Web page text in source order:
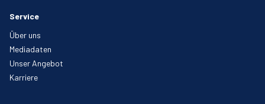
Service
Über uns
Mediadaten
Unser Angebot
Karriere